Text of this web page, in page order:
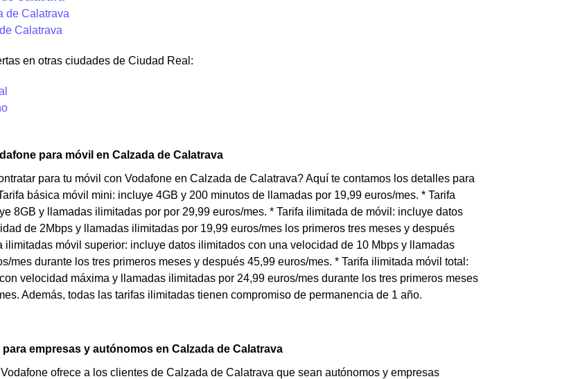
de Calatrava
Calatrava
en otras ciudades de Ciudad Real:
para móvil en Calzada de Calatrava
para tu móvil con Vodafone en Calzada de Calatrava? Aquí te contamos los detalles para
básica móvil mini: incluye 4GB y 200 minutos de llamadas por 19,99 euros/mes. * Tarifa
8GB y llamadas ilimitadas por por 29,99 euros/mes. * Tarifa ilimitada de móvil: incluye datos
de 2Mbps y llamadas ilimitadas por 19,99 euros/mes los primeros tres meses y después
ilimitadas móvil superior: incluye datos ilimitados con una velocidad de 10 Mbps y llamadas
mes durante los tres primeros meses y después 45,99 euros/mes. * Tarifa ilimitada móvil total:
velocidad máxima y llamadas ilimitadas por 24,99 euros/mes durante los tres primeros meses
Además, todas las tarifas ilimitadas tienen compromiso de permanencia de 1 año.
empresas y autónomos en Calzada de Calatrava
ofrece a los clientes de Calzada de Calatrava que sean autónomos y empresas